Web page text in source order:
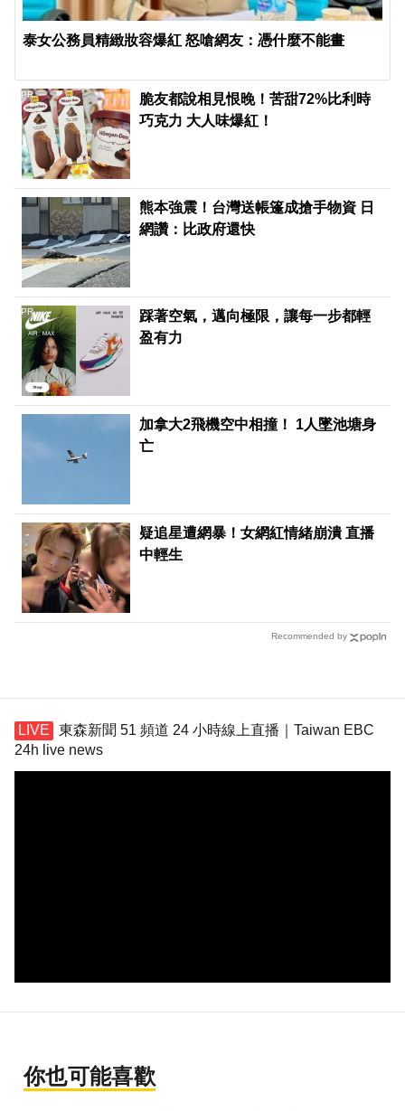
泰女公務員精緻妝容爆紅 怒嗆網友：憑什麼不能畫
脆友都說相見恨晚！苦甜72%比利時
巧克力 大人味爆紅！
PR
熊本強震！台灣送帳篷成搶手物資 日
網讚：比政府還快
踩著空氣，邁向極限，讓每一步都輕
盈有力
PR
加拿大2飛機空中相撞！ 1人墜池塘身
亡
疑追星遭網暴！女網紅情緒崩潰 直播
中輕生
Recommended by
東森新聞 51 頻道 24 小時線上直播｜Taiwan EBC
24h live news
你也可能喜歡